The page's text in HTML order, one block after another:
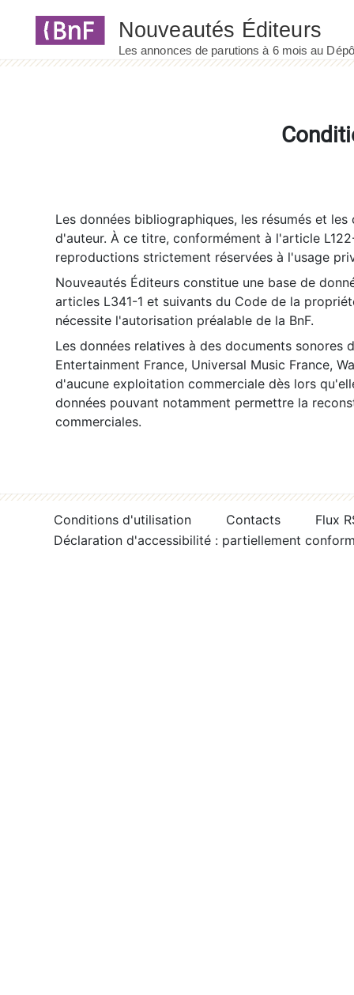
Les données bibliographiques, les résumés et
d'auteur. À ce titre, conformément à l'article
reproductions strictement réservées à l'usage
Nouveautés Éditeurs constitue une base de
articles L341-1 et suivants du Code de la
nécessite l'autorisation préalable de la BnF.
Les données relatives à des documents sonores
Entertainment France, Universal Music France,
d'aucune exploitation commerciale dès lors
données pouvant notamment permettre la
commerciales.
Conditions d'utilisation Contacts
Flux
Déclaration d'accessibilité : partiellement